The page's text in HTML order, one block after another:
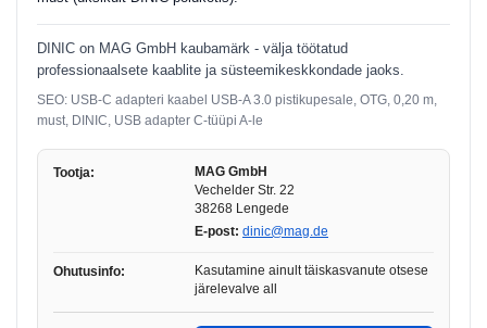
DINIC on MAG GmbH kaubamärk - välja töötatud
professionaalsete kaablite ja süsteemikeskkondade jaoks.
SEO: USB-C adapteri kaabel USB-A 3.0 pistikupesale, OTG, 0,20 m,
must, DINIC, USB adapter C-tüüpi A-le
Tootja:
MAG GmbH
Vechelder Str. 22
38268 Lengede
E-post: dinic@mag.de
Ohutusinfo:
Kasutamine ainult täiskasvanute otsese
järelevalve all